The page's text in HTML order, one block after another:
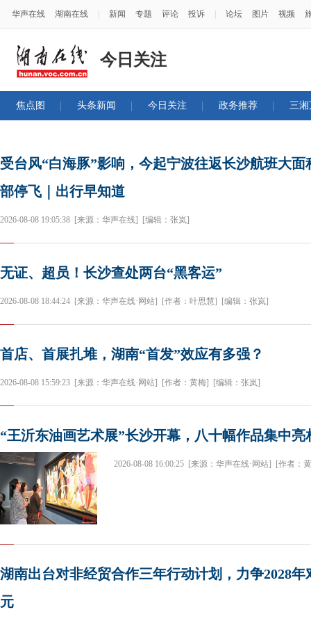
华声在线 湖南在线 新闻 专题 评论 投诉 论坛 图片 视频
今日关注
焦点图 头条新闻 今日关注 政务推荐 三湘
受台风“白海豚”影响，今起宁波往返长沙航班大面
部停飞｜出行早知道
2026-08-08 19:05:38 [来源：华声在线] [编辑：张岚]
无证、超员！长沙查处两台“黑客运”
2026-08-08 18:44:24 [来源：华声在线·网站] [作者：叶思慧] [编辑：张岚]
首店、首展扎堆，湖南“首发”效应有多强？
2026-08-08 15:59:23 [来源：华声在线·网站] [作者：黄梅] [编辑：张岚]
“王沂东油画艺术展”长沙开幕，八十幅作品集中亮
2026-08-08 16:00:25 [来源：华声在线·网站] [作者：
湖南出台对非经贸合作三年行动计划，力争2028年
元